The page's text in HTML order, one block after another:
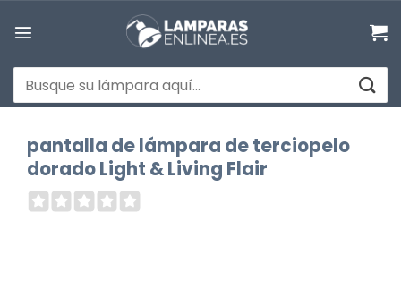
Buscar
por:
pantalla de lámpara de terciopelo
dorado Light & Living Flair